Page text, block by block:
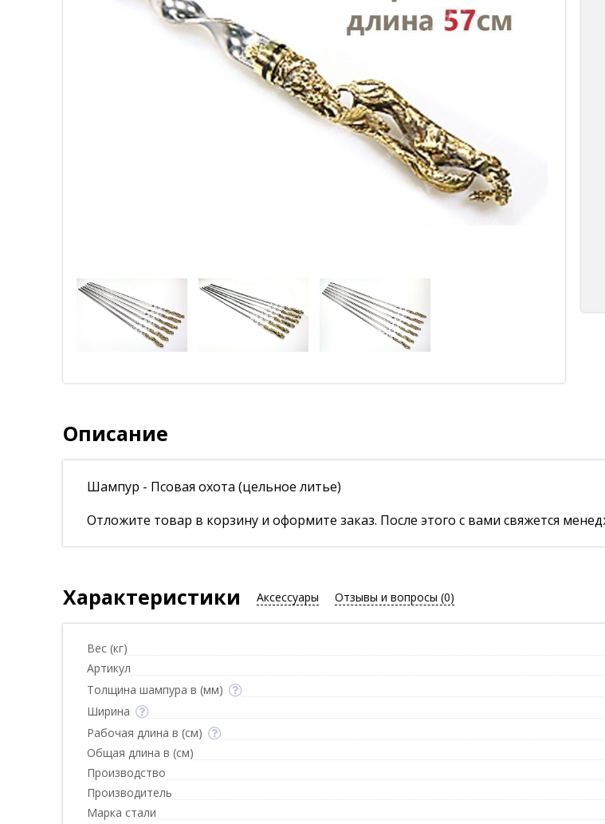
Описание
Шампур - Псовая охота (цельное литье)
Отложите товар в корзину и оформите заказ. После этого с вами свяжется
Характеристики Аксессуары Отзывы и вопросы (0)
Вес (кг)
Артикул
Толщина шампура в (мм)
Ширина
Рабочая длина в (см)
Общая длина в (см)
Производство
Производитель
Марка стали